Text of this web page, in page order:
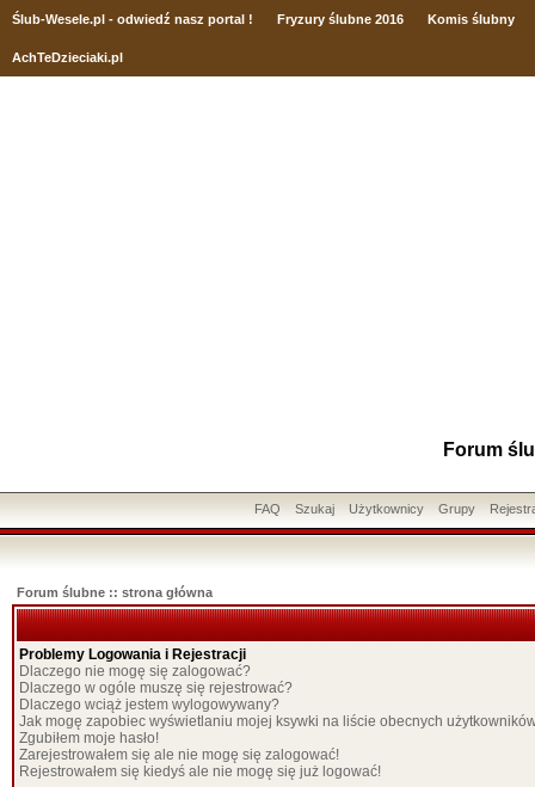
Ślub-Wesele.pl - odwiedź nasz portal ! Fryzury ślubne 2016 Komis ślubny
AchTeDzieciaki.pl
Forum
FAQ Szukaj Użytkownicy Grupy
Forum ślubne :: strona główna
Problemy Logowania i Rejestracji
Dlaczego nie mogę się zalogować?
Dlaczego w ogóle muszę się rejestrować?
Dlaczego wciąż jestem wylogowywany?
Jak mogę zapobiec wyświetlaniu mojej ksywki na liście obecnych
Zgubiłem moje hasło!
Zarejestrowałem się ale nie mogę się zalogować!
Rejestrowałem się kiedyś ale nie mogę się już logować!